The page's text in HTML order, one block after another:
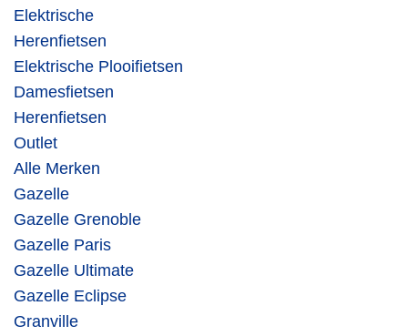
Elektrische
Herenfietsen
Elektrische Plooifietsen
Damesfietsen
Herenfietsen
Outlet
Alle Merken
Gazelle
Gazelle Grenoble
Gazelle Paris
Gazelle Ultimate
Gazelle Eclipse
Granville